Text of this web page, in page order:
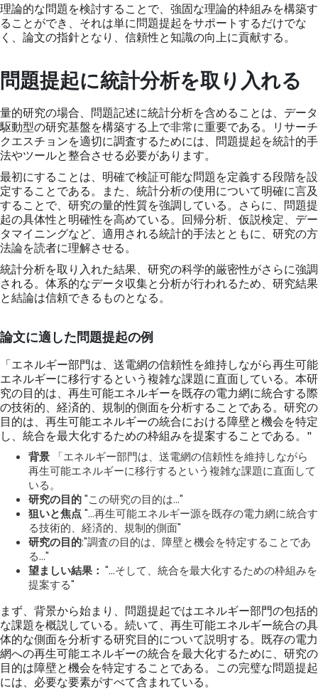
理論的な問題を検討することで、強固な理論的枠組みを構築す
ることができ、それは単に問題提起をサポートするだけでな
く、論文の指針となり、信頼性と知識の向上に貢献する。
問題提起に統計分析を取り入れる
量的研究の場合、問題記述に統計分析を含めることは、データ
駆動型の研究基盤を構築する上で非常に重要である。リサーチ
クエスチョンを適切に調査するためには、問題提起を統計的手
法やツールと整合させる必要があります。
最初にすることは、明確で検証可能な問題を定義する段階を設
定することである。また、統計分析の使用について明確に言及
することで、研究の量的性質を強調している。さらに、問題提
起の具体性と明確性を高めている。回帰分析、仮説検定、デー
タマイニングなど、適用される統計的手法とともに、研究の方
法論を読者に理解させる。
統計分析を取り入れた結果、研究の科学的厳密性がさらに強調
される。体系的なデータ収集と分析が行われるため、研究結果
と結論は信頼できるものとなる。
論文に適した問題提起の例
「エネルギー部門は、送電網の信頼性を維持しながら再生可能
エネルギーに移行するという複雑な課題に直面している。本研
究の目的は、再生可能エネルギーを既存の電力網に統合する際
の技術的、経済的、規制的側面を分析することである。研究の
目的は、再生可能エネルギーの統合における障壁と機会を特定
し、統合を最大化するための枠組みを提案することである。"
背景 「エネルギー部門は、送電網の信頼性を維持しながら
再生可能エネルギーに移行するという複雑な課題に直面して
いる。
研究の目的"この研究の目的は..."
狙いと焦点"...再生可能エネルギー源を既存の電力網に統合す
る技術的、経済的、規制的側面"
研究の目的:"調査の目的は、障壁と機会を特定することであ
る..."
望ましい結果： "...そして、統合を最大化するための枠組みを
提案する"
まず、背景から始まり、問題提起ではエネルギー部門の包括的
な課題を概説している。続いて、再生可能エネルギー統合の具
体的な側面を分析する研究目的について説明する。既存の電力
網への再生可能エネルギーの統合を最大化するために、研究の
目的は障壁と機会を特定することである。この完璧な問題提起
には、必要な要素がすべて含まれている。